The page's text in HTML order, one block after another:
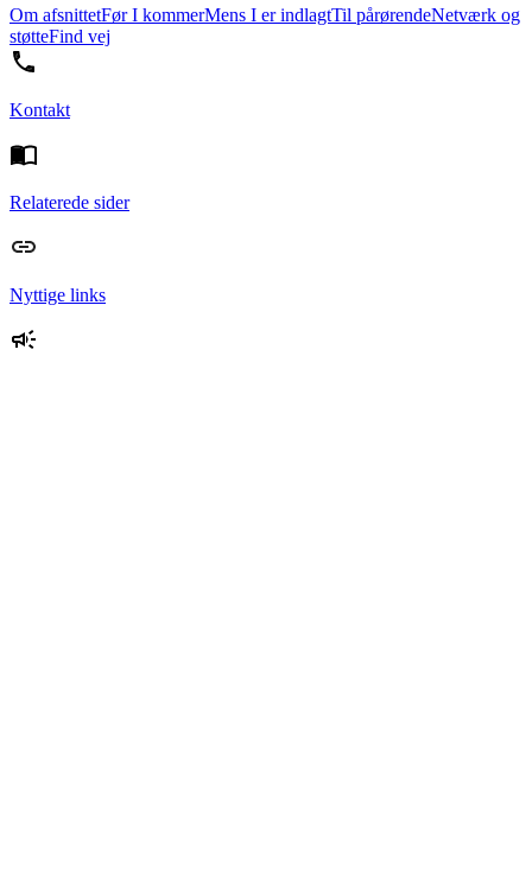
Om afsnittetFør I kommerMens I er indlagtTil pårørendeNetværk og
støtteFind vej
Kontakt
Relaterede sider
Nyttige links